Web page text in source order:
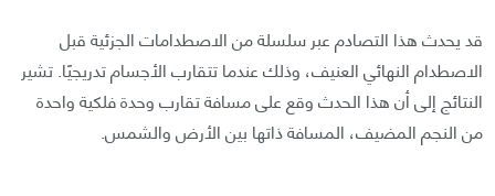
قد يحدث هذا التصادم عبر سلسلة من الاصطدامات الجزئية قبل
الاصطدام النهائي العنيف، وذلك عندما تتقارب الأجسام تدريجيًا. تشير
النتائج إلى أن هذا الحدث وقع على مسافة تقارب وحدة فلكية واحدة
من النجم المضيف، المسافة ذاتها بين الأرض والشمس.